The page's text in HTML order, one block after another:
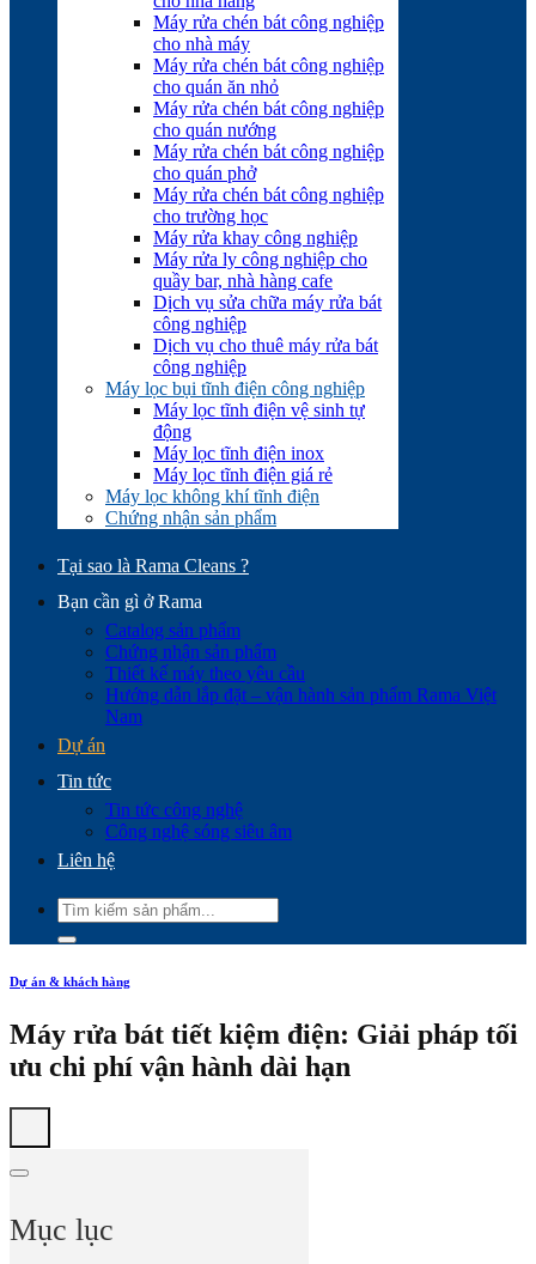
Máy rửa chén bát công nghiệp
cho nhà máy
Máy rửa chén bát công nghiệp
cho quán ăn nhỏ
Máy rửa chén bát công nghiệp
cho quán nướng
Máy rửa chén bát công nghiệp
cho quán phở
Máy rửa chén bát công nghiệp
cho trường học
Máy rửa khay công nghiệp
Máy rửa ly công nghiệp cho
quầy bar, nhà hàng cafe
Dịch vụ sửa chữa máy rửa bát
công nghiệp
Dịch vụ cho thuê máy rửa bát
công nghiệp
Máy lọc bụi tĩnh điện công nghiệp
Máy lọc tĩnh điện vệ sinh tự
động
Máy lọc tĩnh điện inox
Máy lọc tĩnh điện giá rẻ
Máy lọc không khí tĩnh điện
Chứng nhận sản phẩm
Tại sao là Rama Cleans ?
Bạn cần gì ở Rama
Catalog sản phẩm
Chứng nhận sản phẩm
Thiết kế máy theo yêu cầu
Hướng dẫn lắp đặt – vận hành sản phẩm Rama Việt
Nam
Dự án
Tin tức
Tin tức công nghệ
Công nghệ sóng siêu âm
Liên hệ
Tìm
kiếm:
Dự án & khách hàng
Máy rửa bát tiết kiệm điện: Giải pháp tối
ưu chi phí vận hành dài hạn
Mục lục